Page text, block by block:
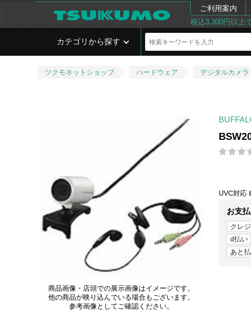
ご利用案内
税込3,300円以上
カテゴリから探す
ツクモネットショップ ハードウェア デジタルカメラ
商品画像・店頭での展示画像はイメージです。
他の商品が映り込んでいる場合もございます。
参考画像としてご確認ください。
UVC対応
お支
クレ
d払い
あと